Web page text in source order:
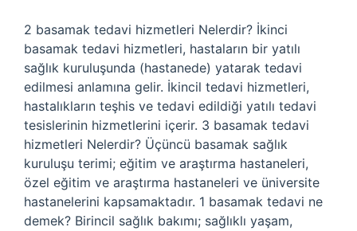
2 basamak tedavi hizmetleri Nelerdir? İkinci
basamak tedavi hizmetleri, hastaların bir yatılı
sağlık kuruluşunda (hastanede) yatarak tedavi
edilmesi anlamına gelir. İkincil tedavi hizmetleri,
hastalıkların teşhis ve tedavi edildiği yatılı tedavi
tesislerinin hizmetlerini içerir. 3 basamak tedavi
hizmetleri Nelerdir? Üçüncü basamak sağlık
kuruluşu terimi; eğitim ve araştırma hastaneleri,
özel eğitim ve araştırma hastaneleri ve üniversite
hastanelerini kapsamaktadır. 1 basamak tedavi ne
demek? Birincil sağlık bakımı; sağlıklı yaşam,